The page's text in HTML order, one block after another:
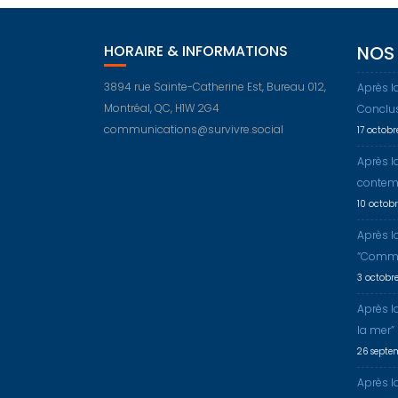
HORAIRE & INFORMATIONS
3894 rue Sainte-Catherine Est, Bureau 012,
Montréal, QC, H1W 2G4
communications@survivre.social
NOS
Après
17
Après
10
Après
3
Après
la mer”
26
Après